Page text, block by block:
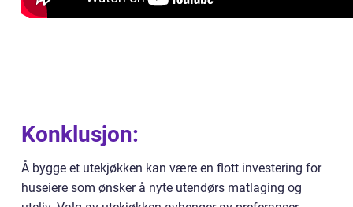
Konklusjon:
Å bygge et utekjøkken kan være en flott investering for
huseiere som ønsker å nyte utendørs matlaging og